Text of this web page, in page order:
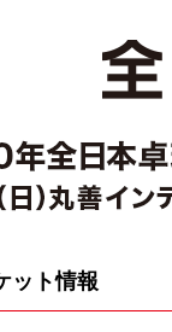
ット情報